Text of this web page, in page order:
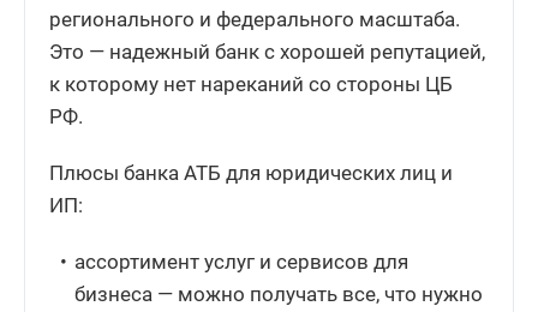
регионального и федерального масштаба.
Это — надежный банк с хорошей репутацией,
к которому нет нареканий со стороны ЦБ
РФ.
Плюсы банка АТБ для юридических лиц и
ИП:
ассортимент услуг и сервисов для
бизнеса — можно получать все, что нужно